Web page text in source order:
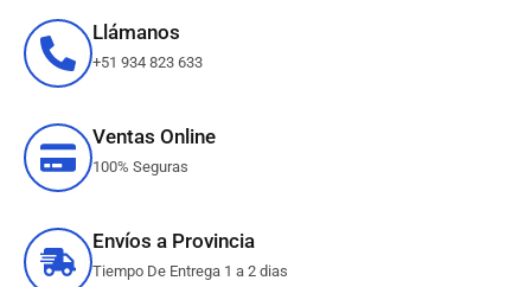
Llámanos
+51 934 823 633
Ventas Online
100% Seguras
Envíos a Provincia
Tiempo De Entrega 1 a 2 dias